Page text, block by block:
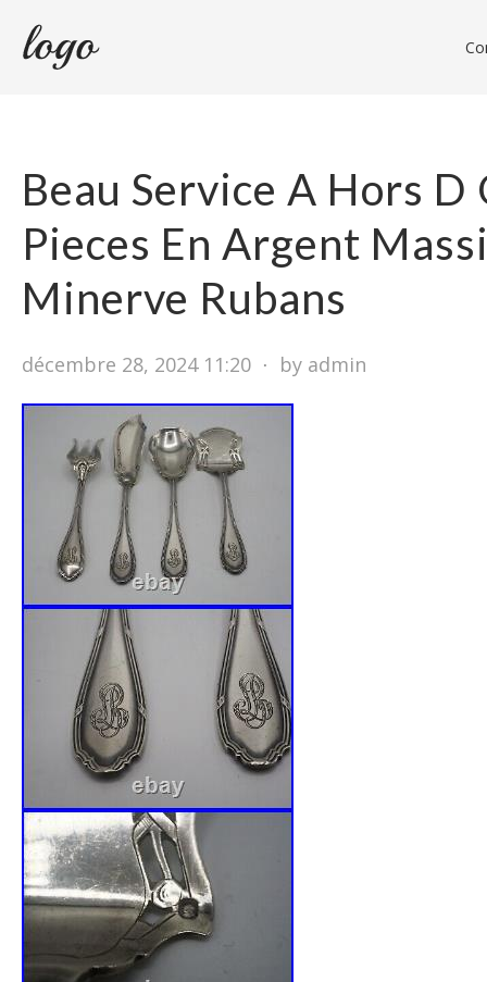
Beau Service A Hors D
Pieces En Argent
Minerve Rubans
décembre 28, 2024 11:20 ⋅ by admin